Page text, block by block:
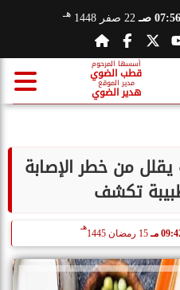
07:56 صـ 22 صفر 1448 هـ
أسسها المرحوم
قطب الضوي
مدير الموقع
هدير الضوي
يقلل من خطر الإصابة
تكشف
مـ 15 رمضان 1445
هـ